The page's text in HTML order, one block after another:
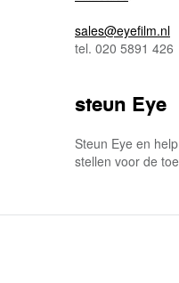
sales@eyefilm.nl
tel. 020 5891 426
steun Eye
Steun Eye en
stellen voor de